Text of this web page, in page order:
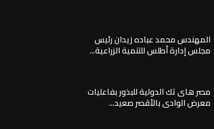
المهندس محمد عباده زيدان رئيس
مجلس إدارة أطلس للتنمية الزراعية...
مصر هاى تك الدولية للبذور بفاعليات
معرض الوادى بالأقصر صعيد...